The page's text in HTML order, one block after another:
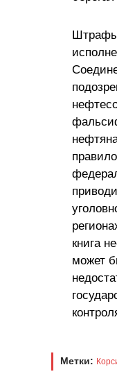
книга
может
Метки: